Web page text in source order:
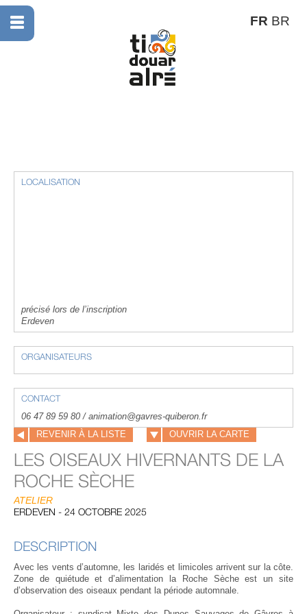
FR BR
LOCALISATION
précisé lors de l’inscription
Erdeven
ORGANISATEURS
CONTACT
06 47 89 59 80 / animation@gavres-quiberon.fr
REVENIR À LA LISTE
OUVRIR LA CARTE
LES OISEAUX HIVERNANTS DE LA
ROCHE SÈCHE
ATELIER
ERDEVEN - 24 OCTOBRE 2025
DESCRIPTION
Avec les vents d’automne, les laridés et limicoles arrivent sur la côte.
Zone de quiétude et d’alimentation la Roche Sèche est un site
d’observation des oiseaux pendant la période automnale.